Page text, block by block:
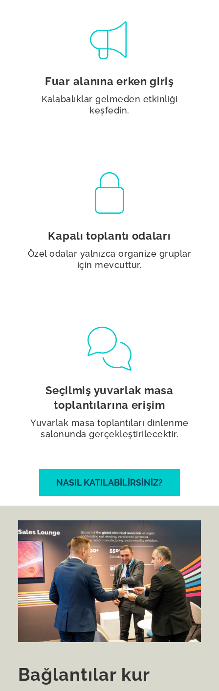
Fuar alanına erken giriş
Kalabalıklar gelmeden etkinliği
keşfedin.
Kapalı toplantı odaları
Özel odalar yalnızca organize gruplar
için mevcuttur.
Seçilmiş yuvarlak masa
toplantılarına erişim
Yuvarlak masa toplantıları dinlenme
salonunda gerçekleştirilecektir.
NASIL KATILABILIRSINIZ?
Bağlantılar kur